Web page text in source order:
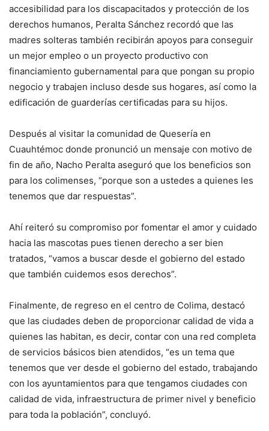
accesibilidad para los discapacitados y protección de los
derechos humanos, Peralta Sánchez recordó que las
madres solteras también recibirán apoyos para conseguir
un mejor empleo o un proyecto productivo con
financiamiento gubernamental para que pongan su propio
negocio y trabajen incluso desde sus hogares, así como la
edificación de guarderías certificadas para su hijos.
Después al visitar la comunidad de Quesería en
Cuauhtémoc donde pronunció un mensaje con motivo de
fin de año, Nacho Peralta aseguró que los beneficios son
para los colimenses, “porque son a ustedes a quienes les
tenemos que dar respuestas”.
Ahí reiteró su compromiso por fomentar el amor y cuidado
hacia las mascotas pues tienen derecho a ser bien
tratados, “vamos a buscar desde el gobierno del estado
que también cuidemos esos derechos”.
Finalmente, de regreso en el centro de Colima, destacó
que las ciudades deben de proporcionar calidad de vida a
quienes las habitan, es decir, contar con una red completa
de servicios básicos bien atendidos, “es un tema que
tenemos que ver desde el gobierno del estado, trabajando
con los ayuntamientos para que tengamos ciudades con
calidad de vida, infraestructura de primer nivel y beneficio
para toda la población”, concluyó.